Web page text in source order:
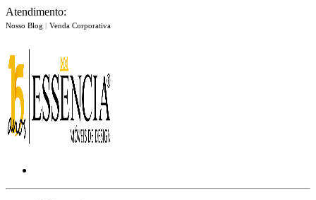
Atendimento:
Nosso Blog | Venda Corporativa